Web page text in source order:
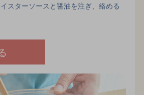
スターソースと醤油を注ぎ、絡める